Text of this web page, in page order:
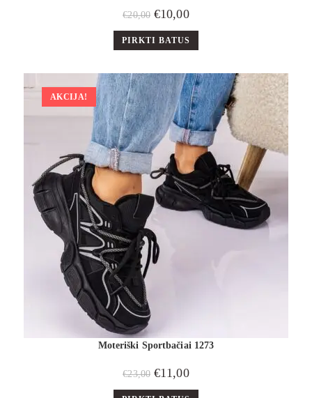
€20,00 €10,00
PIRKTI BATUS
AKCIJA!
Moteriški Sportbačiai 1273
€23,00 €11,00